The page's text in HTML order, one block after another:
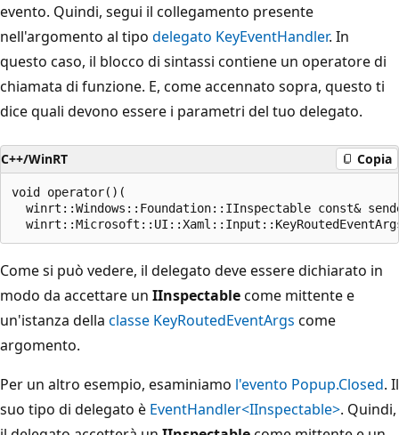
evento. Quindi, segui il collegamento presente
nell'argomento al tipo delegato KeyEventHandler. In
questo caso, il blocco di sintassi contiene un operatore di
chiamata di funzione. E, come accennato sopra, questo ti
dice quali devono essere i parametri del tuo delegato.
C++/WinRT Copia
void operator()(
winrt::Windows::Foundation::IInspectable const&
Come si può vedere, il delegato deve essere dichiarato in
modo da accettare un IInspectablecome mittente e
un'istanza della classe KeyRoutedEventArgs come
argomento.
Per un altro esempio, esaminiamo l'evento Popup.Closed. Il
suo tipo di delegato è EventHandler<IInspectable>. Quindi,